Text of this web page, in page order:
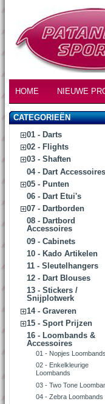
HOME NIEUWE
CATEGORIEËN
01 - Darts
02 - Flights
03 - Shaften
04 - Dart Accessoires
05 - Punten
06 - Dart Etui's
07 - Dartborden
08 - Dartbord
Accessoires
09 - Cabinets
10 - Kado Artikelen
11 - Sleutelhangers
12 - Dart Blouses
13 - Stickers /
Snijplotwerk
14 - Graveren
15 - Sport Prijzen
16 - Loombands &
Accessoires
01 - Nopjes Loombands
02 - Enkelkleurige
Loombands
03 - Two Tone
04 - Zebra Loombands